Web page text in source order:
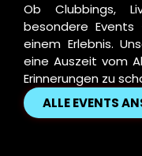
Ob Clubbings,
besondere
einem Erlebnis.
eine Auszeit vom
Erinnerungen zu
ALLE EVENTS